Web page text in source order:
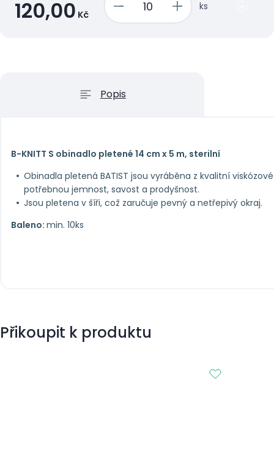
120,00 Kč
ks
Popis
B-KNITT S obinadlo pletené 14 cm x 5 m, sterilní
Obinadla pletená BATIST jsou vyráběna z kvalitní
potřebnou jemnost, savost a prodyšnost.
Jsou pletena v šíři, což zaručuje pevný a netřepivý okraj.
Baleno: min. 10ks
Přikoupit k produktu